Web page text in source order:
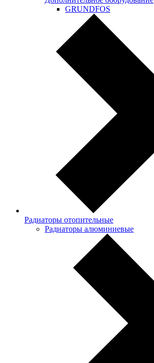
GRUNDFOS
Радиаторы отопительные
Радиаторы алюминиевые